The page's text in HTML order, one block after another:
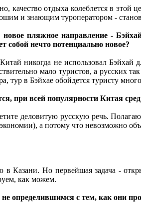
качество отдыха колеблется в
и знающим туроператором -
пляжное направление -
собой нечто потенциально новое?
никогда не использовал
мало туристов, а русских
тур в Бэйхае обойдется туристу
при всей популярности Китая
деловитую русскую речь.
а потому что невозможно
Но первейшая задача -
как можем.
определившимся с тем, как они